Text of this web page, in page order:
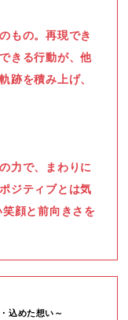
もの。再現でき
きる行動が、他
跡を積み上げ、
力で、まわりに
ジティブとは気
顔と前向きさを
込めた想い～